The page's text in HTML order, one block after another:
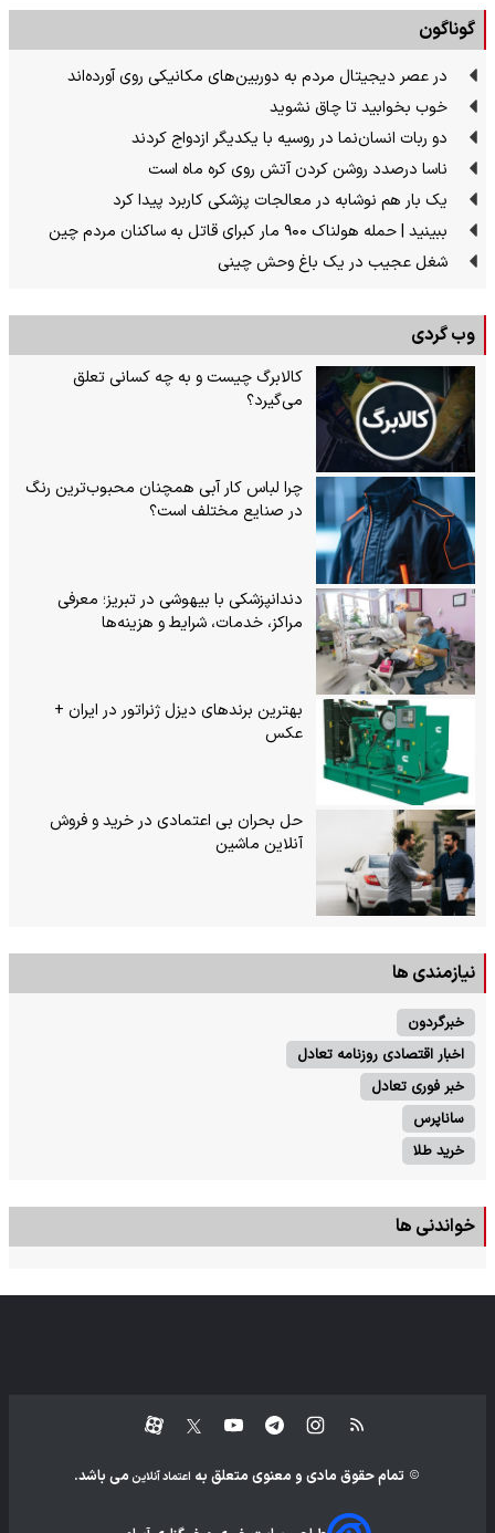
گوناگون
در عصر دیجیتال مردم به دوربین‌های مکانیکی روی آورده‌اند
خوب بخوابید تا چاق نشوید
دو ربات انسان‌نما در روسیه با یکدیگر ازدواج کردند
ناسا درصدد روشن کردن آتش روی کره ماه است
یک بار هم نوشابه در معالجات پزشکی کاربرد پیدا کرد
ببینید | حمله هولناک ۹۰۰ مار کبرای قاتل به ساکنان مردم چین
شغل عجیب در یک باغ وحش چینی
وب گردی
کالابرگ چیست و به چه کسانی تعلق
می‌گیرد؟
چرا لباس کار آبی همچنان محبوب‌ترین رنگ
در صنایع مختلف است؟
دندانپزشکی با بیهوشی در تبریز؛ معرفی
مراکز، خدمات، شرایط و هزینه‌ها
بهترین برندهای دیزل ژنراتور در ایران +
عکس
حل بحران بی‌ اعتمادی در خرید و فروش
آنلاین ماشین
نیازمندی ها
خبرگردون
اخبار اقتصادی روزنامه تعادل
خبر فوری تعادل
ساناپرس
خرید طلا
خواندنی ها
تمام حقوق مادی و معنوی متعلق به اعتماد آنلاین می باشد.